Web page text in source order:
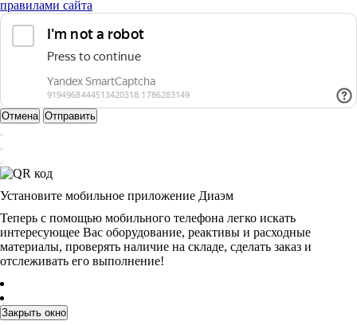
правилами сайта
Отмена Отправить
Установите мобильное приложение Диаэм
Теперь с помощью мобильного телефона легко искать
интересующее Вас оборудование, реактивы и расходные
материалы, проверять наличие на складе, сделать заказ и
отслеживать его выполнение!
Закрыть окно